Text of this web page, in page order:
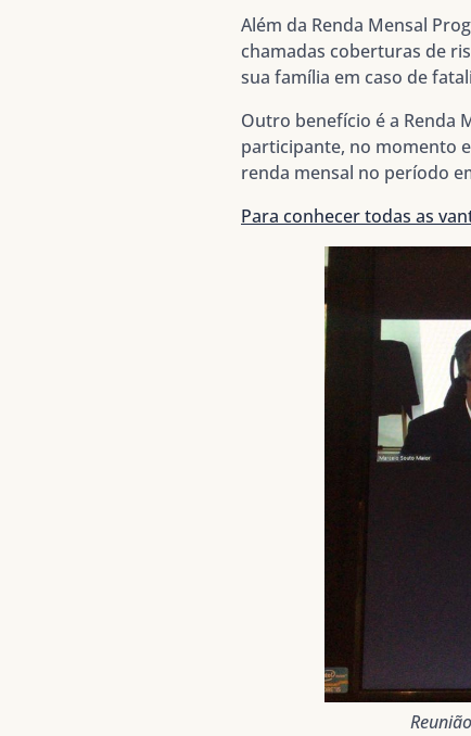
Além da Renda Mensal
chamadas coberturas de
sua família em caso de
Outro benefício é a Renda
participante, no momento
renda mensal no período
Para conhecer todas as